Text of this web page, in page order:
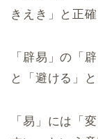
きえき」と正
「辟易」の「
と「避ける」
「易」には「